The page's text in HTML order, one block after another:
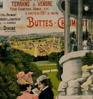
Visite à
Le monument
La Mougeotte
Revue de
pièges
Pierres